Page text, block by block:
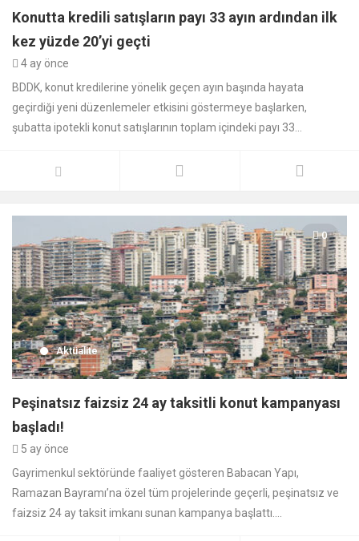
Konutta kredili satışların payı 33 ayın ardından ilk
kez yüzde 20’yi geçti
4 ay önce
BDDK, konut kredilerine yönelik geçen ayın başında hayata
geçirdiği yeni düzenlemeler etkisini göstermeye başlarken,
şubatta ipotekli konut satışlarının toplam içindeki payı 33...
0
Aktüalite
Peşinatsız faizsiz 24 ay taksitli konut kampanyası
başladı!
5 ay önce
Gayrimenkul sektöründe faaliyet gösteren Babacan Yapı,
Ramazan Bayramı’na özel tüm projelerinde geçerli, peşinatsız ve
faizsiz 24 ay taksit imkanı sunan kampanya başlattı....